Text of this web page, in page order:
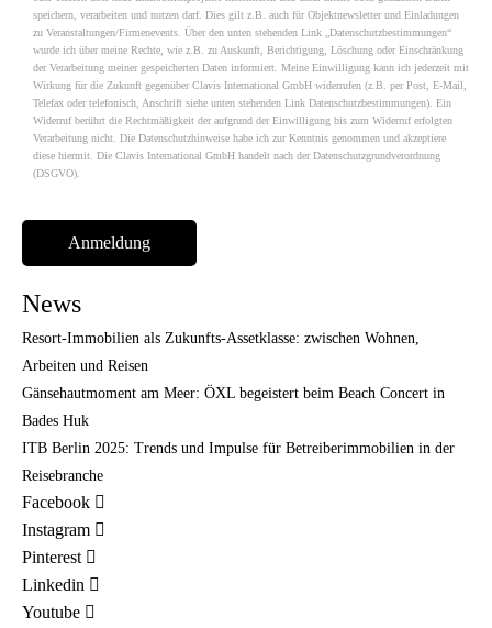
speichern, verarbeiten und nutzen darf. Dies gilt z.B. auch für Objektnewsletter und Einladungen
zu Veranstaltungen/Firmenevents. Über den unten stehenden Link „Datenschutzbestimmungen“
wurde ich über meine Rechte, wie z.B. zu Auskunft, Berichtigung, Löschung oder Einschränkung
der Verarbeitung meiner gespeicherten Daten informiert. Meine Einwilligung kann ich jederzeit mit
Wirkung für die Zukunft gegenüber Clavis International GmbH widerrufen (z.B. per Post, E-Mail,
Telefax oder telefonisch, Anschrift siehe unten stehenden Link Datenschutzbestimmungen). Ein
Widerruf berührt die Rechtmäßigkeit der aufgrund der Einwilligung bis zum Widerruf erfolgten
Verarbeitung nicht. Die Datenschutzhinweise habe ich zur Kenntnis genommen und akzeptiere
diese hiermit. Die Clavis International GmbH handelt nach der Datenschutzgrundverordnung
(DSGVO).
News
Resort-Immobilien als Zukunfts-Assetklasse: zwischen Wohnen,
Arbeiten und Reisen
Gänsehautmoment am Meer: ÖXL begeistert beim Beach Concert in
Bades Huk
ITB Berlin 2025: Trends und Impulse für Betreiberimmobilien in der
Reisebranche
Facebook
Instagram
Pinterest
Linkedin
Youtube